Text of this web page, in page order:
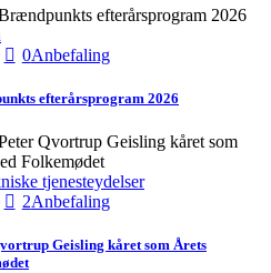
0Anbefaling
efterårsprogram 2026
tjenesteydelser
2Anbefaling
Geisling kåret som Årets